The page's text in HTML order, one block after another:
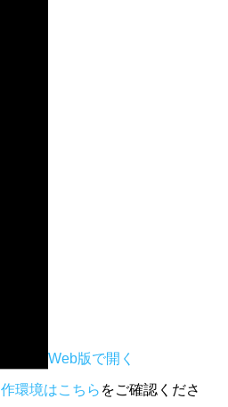
Web版で開く
環境はこちら をご確認くださ